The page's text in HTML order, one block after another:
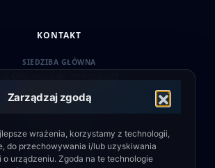
Zarządzaj zgodą
wrażenia, korzystamy z technologii,
do przechowywania i/lub uzyskiwania
o urządzeniu. Zgoda na te technologie
KONTAKT
SIEDZIBA GŁÓWNA
WSPARCIE
EMAIL
biuro@eshield.pl